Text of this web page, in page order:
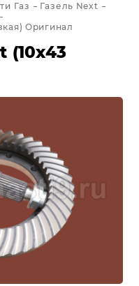
Газ
Газель Next
Оригинал
(10х43